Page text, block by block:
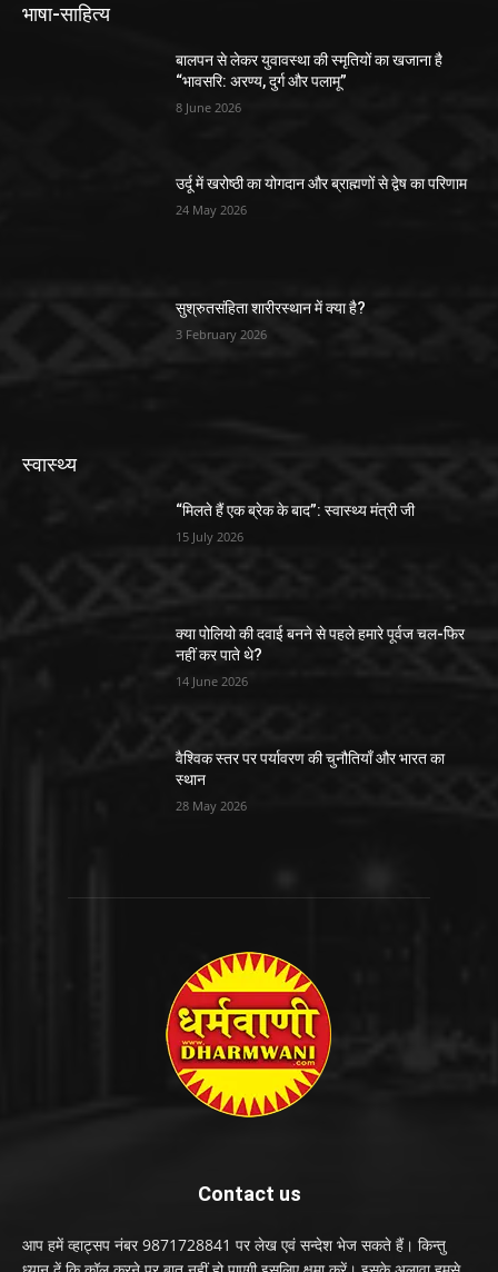
भाषा-साहित्य
बालपन से लेकर युवावस्था की स्मृतियों का खजाना है
“भावसरि: अरण्य, दुर्ग और पलामू”
8 June 2026
उर्दू में खरोष्ठी का योगदान और ब्राह्मणों से द्वेष का परिणाम
24 May 2026
सुश्रुतसंहिता शारीरस्थान में क्या है?
3 February 2026
स्वास्थ्य
“मिलते हैं एक ब्रेक के बाद”: स्वास्थ्य मंत्री जी
15 July 2026
क्या पोलियो की दवाई बनने से पहले हमारे पूर्वज चल-फिर
नहीं कर पाते थे?
14 June 2026
वैश्विक स्तर पर पर्यावरण की चुनौतियाँ और भारत का
स्थान
28 May 2026
Contact us
आप हमें व्हाट्सप नंबर 9871728841 पर लेख एवं सन्देश भेज सकते हैं। किन्तु